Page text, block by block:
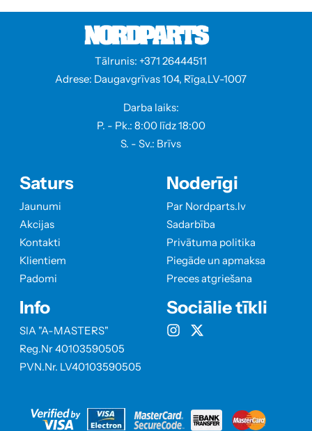
Tālrunis: +371 26444511
Adrese: Daugavgrīvas 104, Rīga,LV-1007
Darba laiks:
P. - Pk.: 8:00 līdz 18:00
S. - Sv.: Brīvs
Saturs
Jaunumi
Akcijas
Kontakti
Klientiem
Padomi
Info
SIA "A-MASTERS"
Reg.Nr 40103590505
PVN.Nr. LV40103590505
Noderīgi
Par Nordparts.lv
Sadarbība
Privātuma politika
Piegāde un apmaksa
Preces atgriešana
Sociālie tīkli